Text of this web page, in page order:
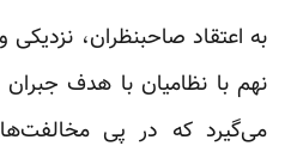
به اعتقاد صاحبنظران،
نهم با نظامیان با هدف
می‌گیرد که در پی